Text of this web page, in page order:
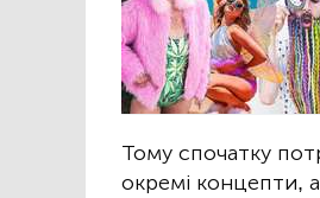
Тому спочатку
окремі концепти,